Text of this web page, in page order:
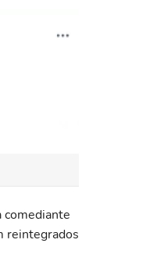
comediante
reintegrados